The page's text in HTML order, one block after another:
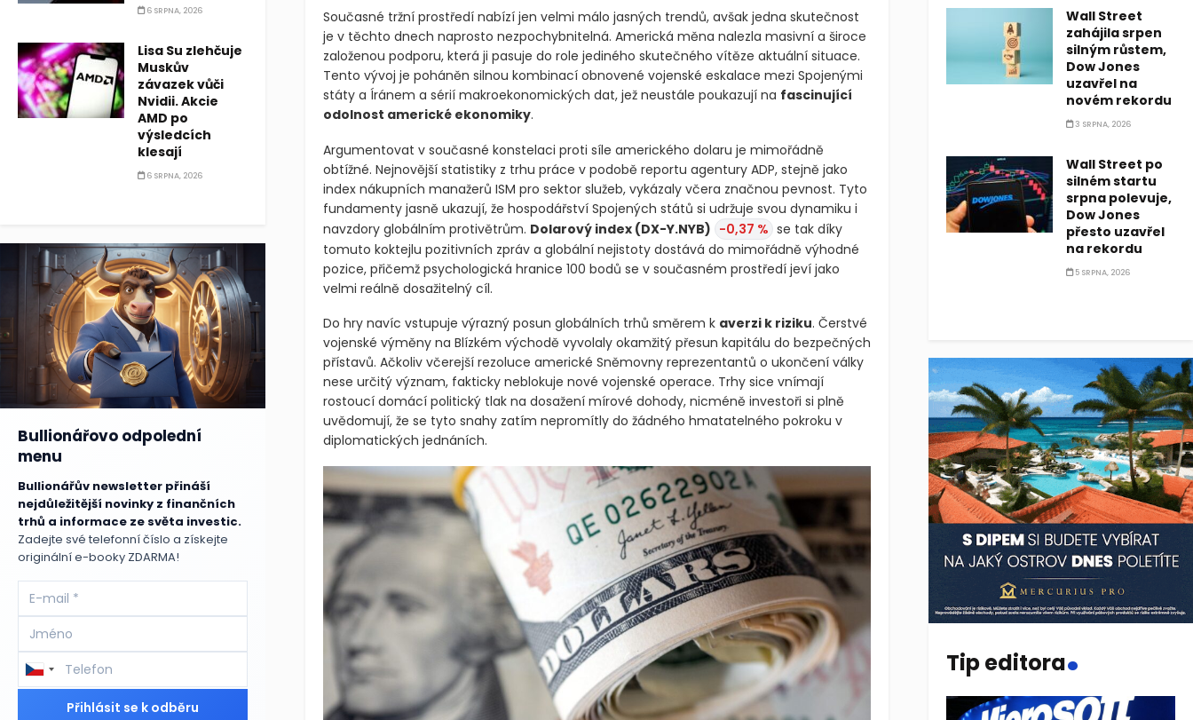
Současné tržní prostředí nabízí jen velmi málo jasných trendů, avšak jedna skutečnost
je v těchto dnech naprosto nezpochybnitelná. Americká měna nalezla masivní a široce
založenou podporu, která ji pasuje do role jediného skutečného vítěze aktuální situace.
Tento vývoj je poháněn silnou kombinací obnovené vojenské eskalace mezi Spojenými
státy a Íránem a sérií makroekonomických dat, jež neustále poukazují na fascinující
odolnost americké ekonomiky.
Argumentovat v současné konstelaci proti síle amerického dolaru je mimořádně
obtížné. Nejnovější statistiky z trhu práce v podobě reportu agentury ADP, stejně jako
index nákupních manažerů ISM pro sektor služeb, vykázaly včera značnou pevnost. Tyto
fundamenty jasně ukazují, že hospodářství Spojených států si udržuje svou dynamiku i
navzdory globálním protivětrům. Dolarový index (DX-Y.NYB) -0,37 % se tak díky
tomuto koktejlu pozitivních zpráv a globální nejistoty dostává do mimořádně výhodné
pozice, přičemž psychologická hranice 100 bodů se v současném prostředí jeví jako
velmi reálně dosažitelný cíl.
Do hry navíc vstupuje výrazný posun globálních trhů směrem k averzi k riziku. Čerstvé
vojenské výměny na Blízkém východě vyvolaly okamžitý přesun kapitálu do bezpečných
přístavů. Ačkoliv včerejší rezoluce americké Sněmovny reprezentantů o ukončení války
nese určitý význam, fakticky neblokuje nové vojenské operace. Trhy sice vnímají
rostoucí domácí politický tlak na dosažení mírové dohody, nicméně investoři si plně
uvědomují, že se tyto snahy zatím nepromítly do žádného hmatatelného pokroku v
diplomatických jednáních.
6 SRPNA, 2026
Lisa Su zlehčuje
Muskův
závazek vůči
Nvidii. Akcie
AMD po
výsledcích
klesají
6 SRPNA, 2026
Bullionářovo odpolední
menu
Bullionářův newsletter přináší
nejdůležitější novinky z finančních
trhů a informace ze světa investic.
Zadejte své telefonní číslo a získejte
originální e-booky ZDARMA!
Přihlásit se k odběru
Wall Street
zahájila srpen
silným růstem,
Dow Jones
uzavřel na
novém rekordu
3 SRPNA, 2026
Wall Street po
silném startu
srpna polevuje,
Dow Jones
přesto uzavřel
na rekordu
5 SRPNA, 2026
Tip editora.